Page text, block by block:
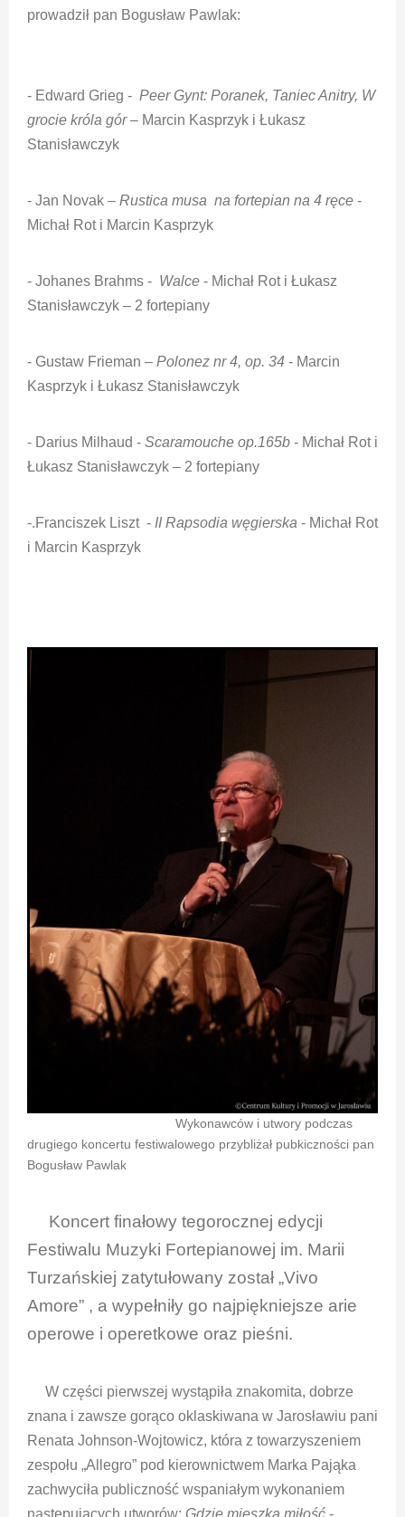
prowadził pan Bogusław Pawlak:
- Edward Grieg - Peer Gynt: Poranek, Taniec Anitry, W
grocie króla gór– Marcin Kasprzyk i Łukasz
Stanisławczyk
- Jan Novak – Rustica musa na fortepian na 4 ręce -
Michał Rot i Marcin Kasprzyk
- Johanes Brahms - Walce - Michał Rot i Łukasz
Stanisławczyk – 2 fortepiany
- Gustaw Frieman – Polonez nr 4, op. 34 - Marcin
Kasprzyk i Łukasz Stanisławczyk
- Darius Milhaud - Scaramouche op.165b - Michał Rot i
Łukasz Stanisławczyk – 2 fortepiany
-.Franciszek Liszt - II Rapsodia węgierska - Michał Rot
i Marcin Kasprzyk
Wykonawców i utwory podczas
drugiego koncertu festiwalowego przybliżał pubkiczności pan
Bogusław Pawlak
Koncert finałowy tegorocznej edycji
Festiwalu Muzyki Fortepianowej im. Marii
Turzańskiej zatytułowany został „Vivo
Amore” , a wypełniły go najpiękniejsze arie
operowe i operetkowe oraz pieśni.
W części pierwszej wystąpiła znakomita, dobrze
znana i zawsze gorąco oklaskiwana w Jarosławiu pani
Renata Johnson-Wojtowicz, która z towarzyszeniem
zespołu „Allegro” pod kierownictwem Marka Pająka
zachwyciła publiczność wspaniałym wykonaniem
następujących utworów: Gdzie mieszka miłość -